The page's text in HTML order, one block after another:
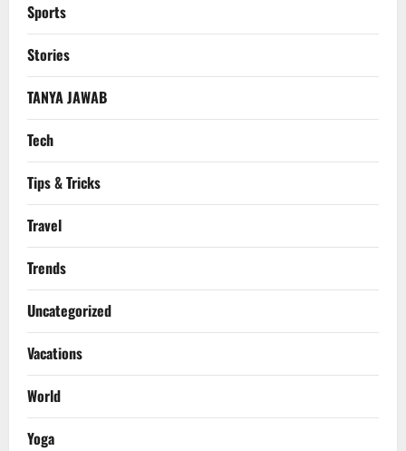
Sports
Stories
TANYA JAWAB
Tech
Tips & Tricks
Travel
Trends
Uncategorized
Vacations
World
Yoga